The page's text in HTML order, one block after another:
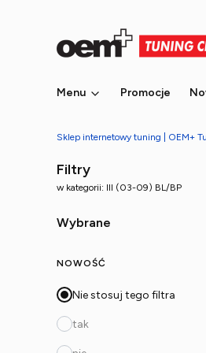
Menu Promocje
Sklep internetowy tuning | OEM+
Filtry
w kategorii: III (03-09) BL/BP
Wybrane
NOWOŚĆ
Nie stosuj tego filtra
tak